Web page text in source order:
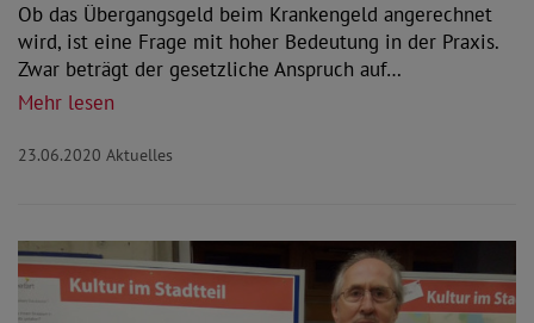
Ob das Übergangsgeld beim Krankengeld angerechnet
wird, ist eine Frage mit hoher Bedeutung in der Praxis.
Zwar beträgt der gesetzliche Anspruch auf…
Mehr lesen
23.06.2020 Aktuelles